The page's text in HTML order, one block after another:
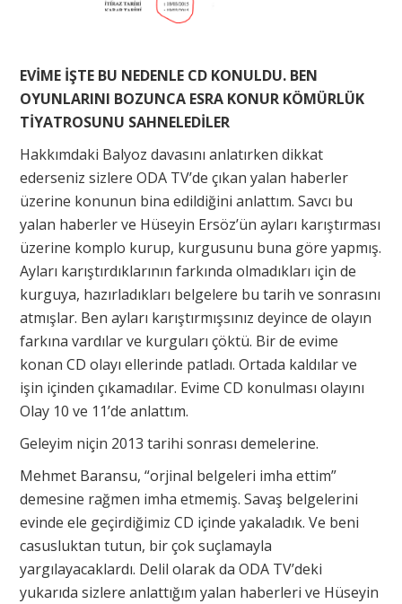
EVİME İŞTE BU NEDENLE CD KONULDU. BEN
OYUNLARINI BOZUNCA ESRA KONUR KÖMÜRLÜK
TİYATROSUNU SAHNELEDİLER
Hakkımdaki Balyoz davasını anlatırken dikkat
ederseniz sizlere ODA TV’de çıkan yalan haberler
üzerine konunun bina edildiğini anlattım. Savcı bu
yalan haberler ve Hüseyin Ersöz’ün ayları karıştırması
üzerine komplo kurup, kurgusunu buna göre yapmış.
Ayları karıştırdıklarının farkında olmadıkları için de
kurguya, hazırladıkları belgelere bu tarih ve sonrasını
atmışlar. Ben ayları karıştırmışsınız deyince de olayın
farkına vardılar ve kurguları çöktü. Bir de evime
konan CD olayı ellerinde patladı. Ortada kaldılar ve
işin içinden çıkamadılar. Evime CD konulması olayını
Olay 10 ve 11’de anlattım.
Geleyim niçin 2013 tarihi sonrası demelerine.
Mehmet Baransu, “orjinal belgeleri imha ettim”
demesine rağmen imha etmemiş. Savaş belgelerini
evinde ele geçirdiğimiz CD içinde yakaladık. Ve beni
casusluktan tutun, bir çok suçlamayla
yargılayacaklardı. Delil olarak da ODA TV’deki
yukarıda sizlere anlattığım yalan haberleri ve Hüseyin